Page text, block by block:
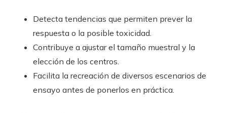
Detecta tendencias que permiten prever la
respuesta o la posible toxicidad.
Contribuye a ajustar el tamaño muestral y la
elección de los centros.
Facilita la recreación de diversos escenarios de
ensayo antes de ponerlos en práctica.